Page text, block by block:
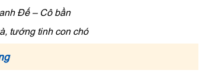
Ðế – Cô bần
tướng tinh con chó